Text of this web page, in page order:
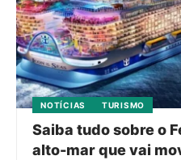
NOTÍCIAS TURISMO
Saiba tudo sobre o
alto-mar que vai